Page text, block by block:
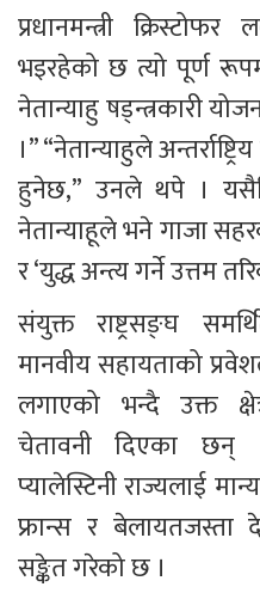
प्रधानमन्त्री
भइरहेको छ त्यो पूर्ण
नेतान्याहु षड्न्त्रकारी
।” “नेतान्याहुले
हुनेछ,” उनले थपे ।
नेतान्याहूले भने गाजा
र ‘युद्ध अन्त्य गर्ने उत्तम
संयुक्त राष्ट्रसङ्घ
मानवीय सहायताको
लगाएको भन्दै उक्त
चेतावनी दिएका छन्
प्यालेस्टिनी राज्यलाई
फ्रान्स र
सङ्केत गरेको छ ।